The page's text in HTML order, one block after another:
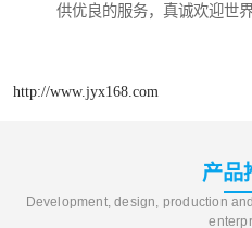
供优良的服务，真诚欢迎世
http://www.jyx168.com
产品
Development, design, production